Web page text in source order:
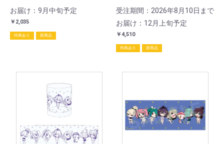
お届け：9月中旬予定
￥2,035
特典あり 新商品
受注期間：2026年8月10日まで
お届け：12月上旬予定
￥4,510
特典あり 新商品